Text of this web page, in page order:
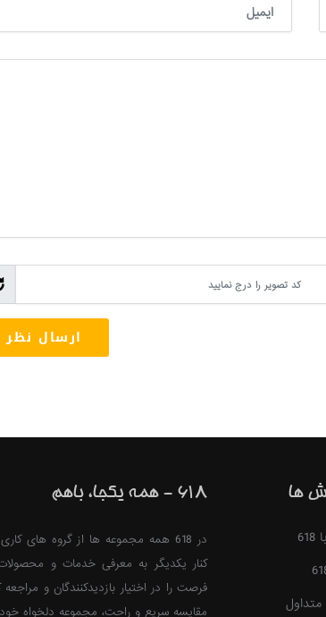
ها 618 - همه یکجا، باهم
در 618 همه مجموعه ها از گروه های
کنار یکدیگر به معرفی خدمات و
فرصت را در اختیار بازدیدکنندگان و مراجعه
مقایسه سریع و راحت، مجموعه دلخواه خود